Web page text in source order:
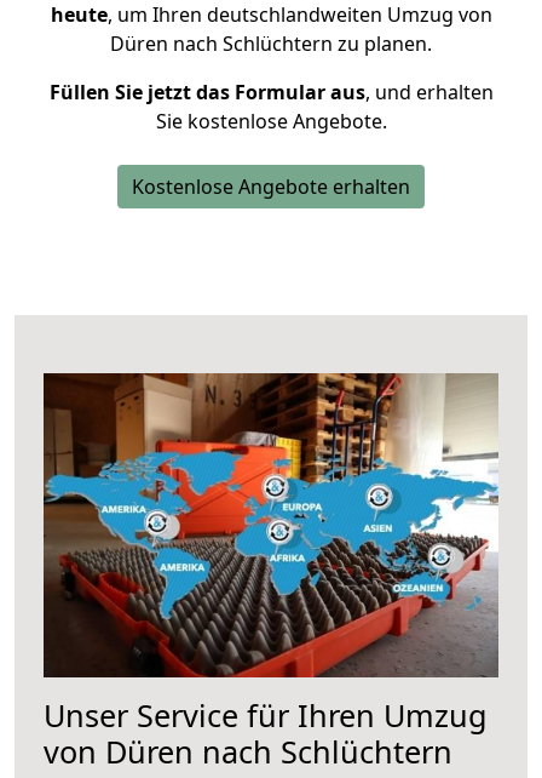
heute, um Ihren deutschlandweiten Umzug von
Düren nach Schlüchtern zu planen.
Füllen Sie jetzt das Formular aus, und erhalten
Sie kostenlose Angebote.
Kostenlose Angebote erhalten
Unser Service für Ihren Umzug
von Düren nach Schlüchtern